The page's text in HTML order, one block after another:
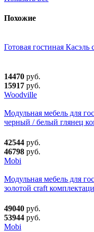
Похожие
Готовая гостиная Касэль
14470 руб.
15917 руб.
Woodville
Модульная мебель для
черный / белый глянец
42544 руб.
46798 руб.
Mobi
Модульная мебель для
золотой craft
49040 руб.
53944 руб.
Mobi